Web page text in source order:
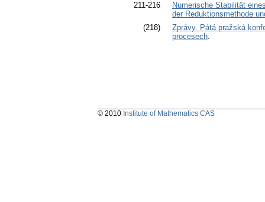
211-216
Numerische Stabilität
der Reduktionsmethode
(218)
Zprávy. Pátá pražská
procesech.
© 2010 Institute of Mathematics CAS